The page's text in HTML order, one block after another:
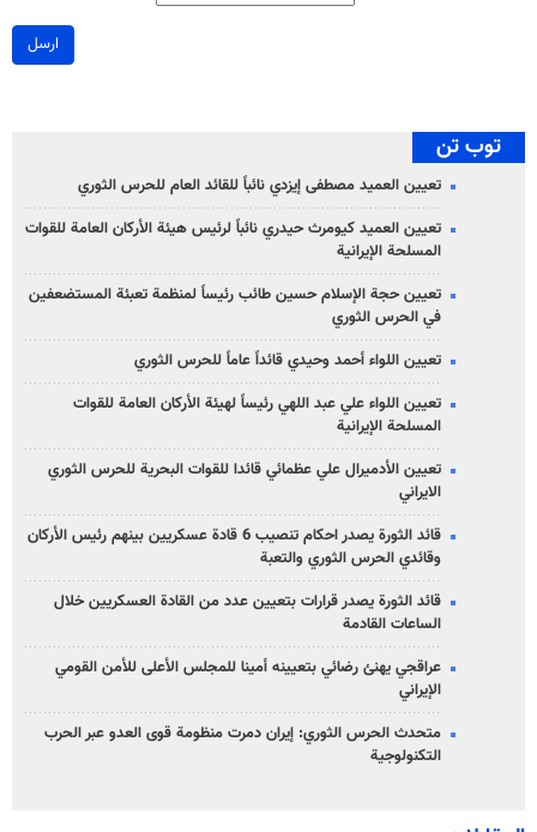
ارسل
توب تن
تعيين العميد مصطفى إيزدي نائباً للقائد العام للحرس الثوري
تعيين العميد كيومرث حيدري نائباً لرئيس هيئة الأركان العامة للقوات
المسلحة الإيرانية
تعيين حجة الإسلام حسين طائب رئيساً لمنظمة تعبئة المستضعفين
في الحرس الثوري
تعيين اللواء أحمد وحيدي قائداً عاماً للحرس الثوري
تعيين اللواء علي عبد اللهي رئيساً لهيئة الأركان العامة للقوات
المسلحة الإيرانية
تعيين الأدميرال علي عظمائي قائدا للقوات البحرية للحرس الثوري
الايراني
قائد الثورة يصدر احكام تنصيب 6 قادة عسكريين بينهم رئيس الأركان
وقائدي الحرس الثوري والتعبة
قائد الثورة يصدر قرارات بتعيين عدد من القادة العسكريين خلال
الساعات القادمة
عراقجي يهنئ رضائي بتعيينه أمينا للمجلس الأعلى للأمن القومي
الإيراني
متحدث الحرس الثوري: إيران دمرت منظومة قوى العدو عبر الحرب
التكنولوجية